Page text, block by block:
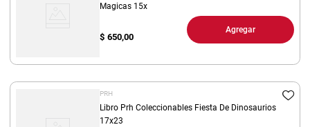
Magicas 15x
$ 650,00
Agregar
PRH
Libro Prh Coleccionables Fiesta De Dinosaurios
17x23